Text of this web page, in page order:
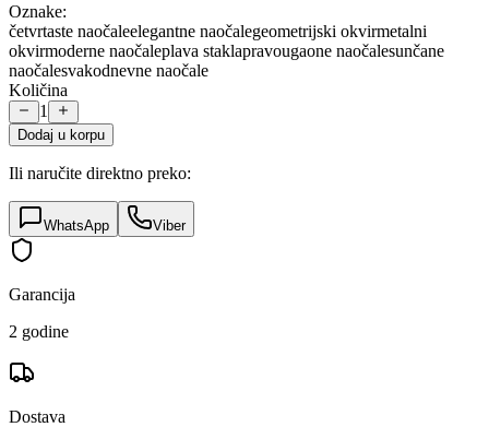
Oznake:
četvrtaste naočaleelegantne naočalegeometrijski okvirmetalni
okvirmoderne naočaleplava staklapravougaone naočalesunčane
naočalesvakodnevne naočale
Količina
1
Dodaj u korpu
Ili naručite direktno preko:
WhatsApp Viber
Garancija
2 godine
Dostava